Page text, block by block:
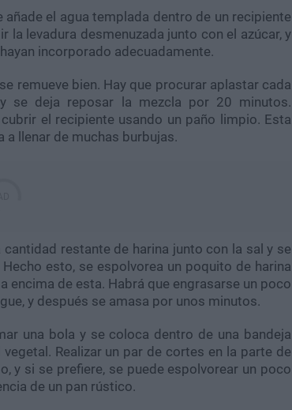
el agua templada dentro de un recipiente
levadura desmenuzada junto con el azúcar, y
incorporado adecuadamente.
remueve bien. Hay que procurar aplastar cada
se deja reposar la mezcla por 20 minutos.
el recipiente usando un paño limpio. Esta
a llenar de muchas burbujas.
restante de harina junto con la sal y se
esto, se espolvorea un poquito de harina
encima de esta. Habrá que engrasarse un poco
y después se amasa por unos minutos.
una bola y se coloca dentro de una bandeja
Realizar un par de cortes en la parte de
y si se prefiere, se puede espolvorear un poco
de un pan rústico.